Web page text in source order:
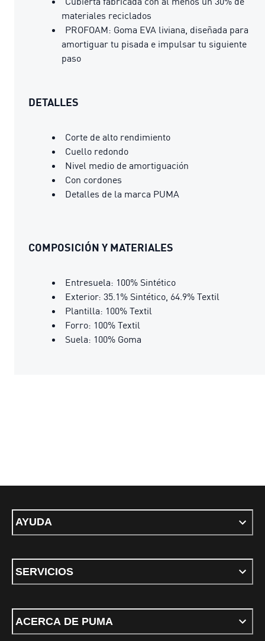
materiales reciclados
PROFOAM: Goma EVA liviana, diseñada para
amortiguar tu pisada e impulsar tu siguiente
paso
DETALLES
Corte de alto rendimiento
Cuello redondo
Nivel medio de amortiguación
Con cordones
Detalles de la marca PUMA
COMPOSICIÓN Y MATERIALES
Entresuela: 100% Sintético
Exterior: 35.1% Sintético, 64.9% Textil
Plantilla: 100% Textil
Forro: 100% Textil
Suela: 100% Goma
AYUDA
SERVICIOS
ACERCA DE PUMA